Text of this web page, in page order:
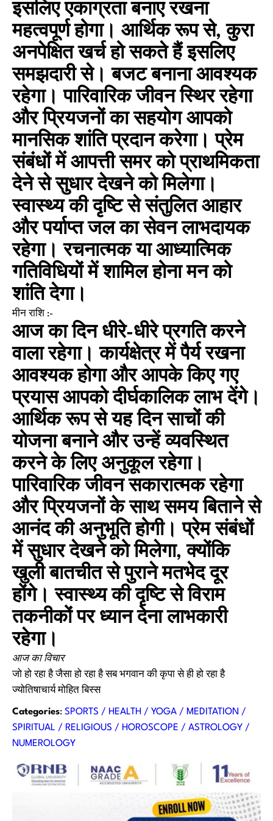
इसलिए एकाग्रता बनाए रखना
महत्वपूर्ण होगा। आर्थिक रूप से, कुरा
अनपेक्षित खर्च हो सकते हैं इसलिए
समझदारी से। बजट बनाना आवश्यक
रहेगा। पारिवारिक जीवन स्थिर रहेगा
और प्रियजनों का सहयोग आपको
मानसिक शांति प्रदान करेगा। प्रेम
संबंधों में आपत्ती समर को प्राथमिकता
देने से सुधार देखने को मिलेगा।
स्वास्थ्य की दृष्टि से संतुलित आहार
और पर्याप्त जल का सेवन लाभदायक
रहेगा। रचनात्मक या आध्यात्मिक
गतिविधियों में शामिल होना मन को
शांति देगा।
मीन राशि :-
आज का दिन धीरे-धीरे प्रगति करने
वाला रहेगा। कार्यक्षेत्र में पैर्य रखना
आवश्यक होगा और आपके किए गए
प्रयास आपको दीर्घकालिक लाभ देंगे।
आर्थिक रूप से यह दिन साचों की
योजना बनाने और उन्हें व्यवस्थित
करने के लिए अनुकूल रहेगा।
पारिवारिक जीवन सकारात्मक रहेगा
और प्रियजनों के साथ समय बिताने से
आनंद की अनुभूति होगी। प्रेम संबंधों
में सुधार देखने को मिलेगा, क्योंकि
खुली बातचीत से पुराने मतभेद दूर
होंगे। स्वास्थ्य की दृष्टि से विराम
तकनीकों पर ध्यान देना लाभकारी
रहेगा।
आज का विचार
जो हो रहा है जैसा हो रहा है सब भगवान की कृपा से ही हो रहा है
ज्योतिषाचार्य मोहित बिस्स
Categories: SPORTS / HEALTH / YOGA / MEDITATION /
SPIRITUAL / RELIGIOUS / HOROSCOPE / ASTROLOGY /
NUMEROLOGY